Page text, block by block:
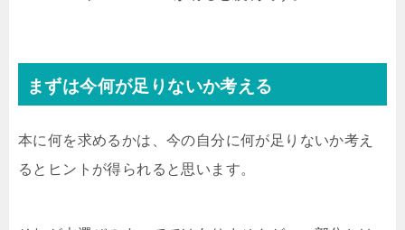
まずは今何が足りないか考える
本に何を求めるかは、今の自分に何が足りないか考え
るとヒントが得られると思います。